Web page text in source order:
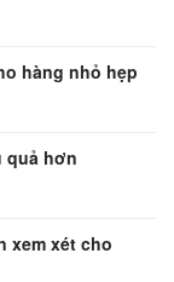
hàng nhỏ hẹp
quả hơn
xem xét cho